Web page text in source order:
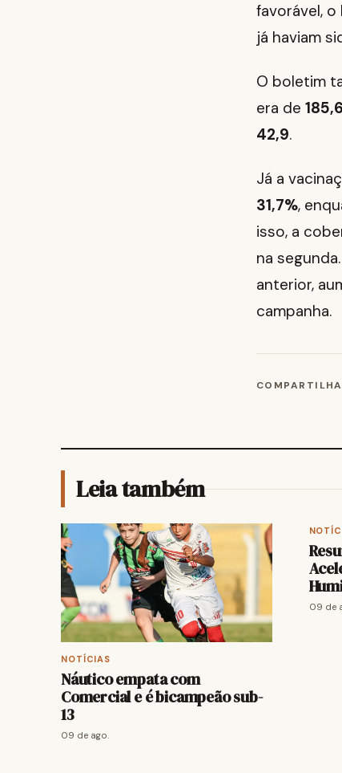
favorável,
já haviam
O boletim
era de 185,6
42,9.
Já a
31,7%,
isso, a
na
anterior,
campanha.
Leia também
NOTÍCIAS
Náutico empata com
Comercial e é bicampeão sub-
13
09 de ago.
09 de